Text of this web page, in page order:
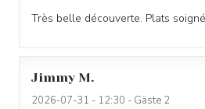
Très belle découverte. Plats
Jimmy M
2026-07-31 - 12:30 - Gäste 2